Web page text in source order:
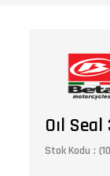
Oıl
Stok Kodu